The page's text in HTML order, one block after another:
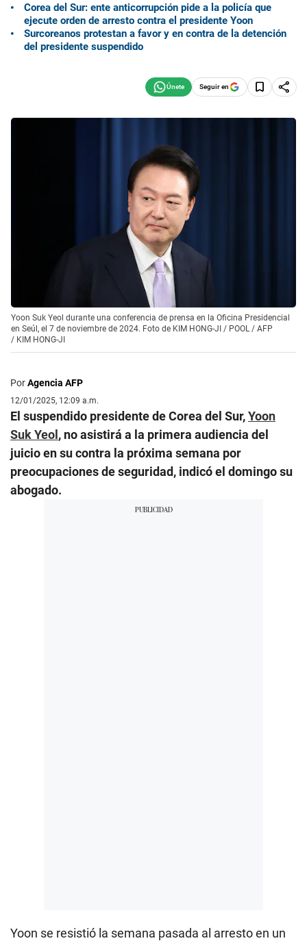
Corea del Sur: ente anticorrupción pide a la policía que
ejecute orden de arresto contra el presidente Yoon
Surcoreanos protestan a favor y en contra de la detención
del presidente suspendido
Seguir en
Yoon Suk Yeol durante una conferencia de prensa en la Oficina Presidencial
en Seúl, el 7 de noviembre de 2024. Foto de KIM HONG-JI / POOL / AFP
/ KIM HONG-JI
PorAgencia AFP
12/01/2025, 12:09 a.m.
El suspendido presidente de Corea del Sur,Yoon
Suk Yeol, no asistirá a la primera audiencia del
juicio en su contra la próxima semana por
preocupaciones de seguridad, indicó el domingo su
abogado.
Yoon se resistió la semana pasada al arresto en un